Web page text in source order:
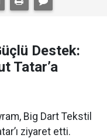
Destek:
Tatar’a
Big Dart Tekstil
ziyaret etti.